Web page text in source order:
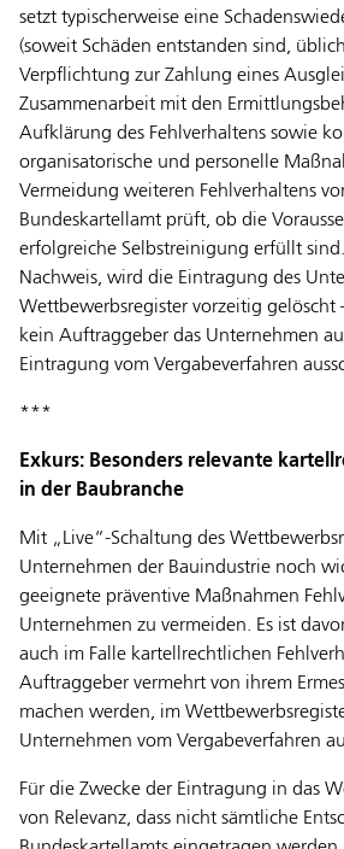
setzt typischerweise eine
(soweit Schäden entstanden sind,
Verpflichtung zur Zahlung eines
Zusammenarbeit mit den
Aufklärung des Fehlverhaltens sowie
organisatorische und personelle
Vermeidung weiteren Fehlverhaltens
Bundeskartellamt prüft, ob die
erfolgreiche Selbstreinigung erfüllt
Nachweis, wird die Eintragung des
Wettbewerbsregister vorzeitig gelöscht
kein Auftraggeber das Unternehmen
Eintragung vom Vergabeverfahren
***
Exkurs: Besonders relevante
in der Baubranche
Mit „Live“-Schaltung des
Unternehmen der Bauindustrie noch
geeignete präventive Maßnahmen
Unternehmen zu vermeiden. Es ist
auch im Falle kartellrechtlichen
Auftraggeber vermehrt von ihrem
machen werden, im
Unternehmen vom Vergabeverfahren
Für die Zwecke der Eintragung in das
von Relevanz, dass nicht sämtliche